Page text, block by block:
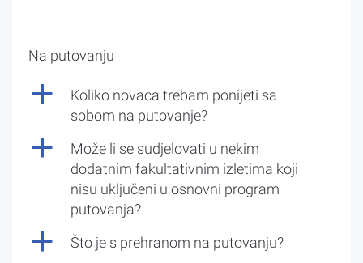
Na putovanju
a
Koliko novaca trebam ponijeti sa
sobom na putovanje?
a
Može li se sudjelovati u nekim
dodatnim fakultativnim izletima koji
nisu uključeni u osnovni program
putovanja?
a Što je s prehranom na putovanju?